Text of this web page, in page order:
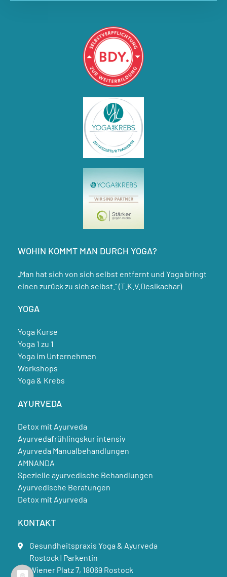
WOHIN KOMMT MAN DURCH YOGA?
„Man hat sich von sich selbst entfernt und Yoga bringt
einen zurück zu sich selbst.“ (T.K.V.Desikachar)
YOGA
Yoga Kurse
Yoga 1 zu 1
Yoga im Unternehmen
Workshops
Yoga & Krebs
AYURVEDA
Detox mit Ayurveda
Ayurvedafrühlingskur intensiv
Ayurveda Manualbehandlungen
AMNANDA
Spezielle ayurvedische Behandlungen
Ayurvedische Beratungen
Detox mit Ayurveda
KONTAKT
Gesundheitspraxis Yoga & Ayurveda
Rostock | Parkentin
Wiener Platz 7, 18069 Rostock